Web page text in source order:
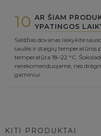
10 AR ŠIAM
YPATINGOS
Saldžias dovanas laikykite
saulės ir staigių temperatūros
temperatūra 18–22 °C.
nerekomenduojame, nes
gaminiui.
KITI PRODUKTAI